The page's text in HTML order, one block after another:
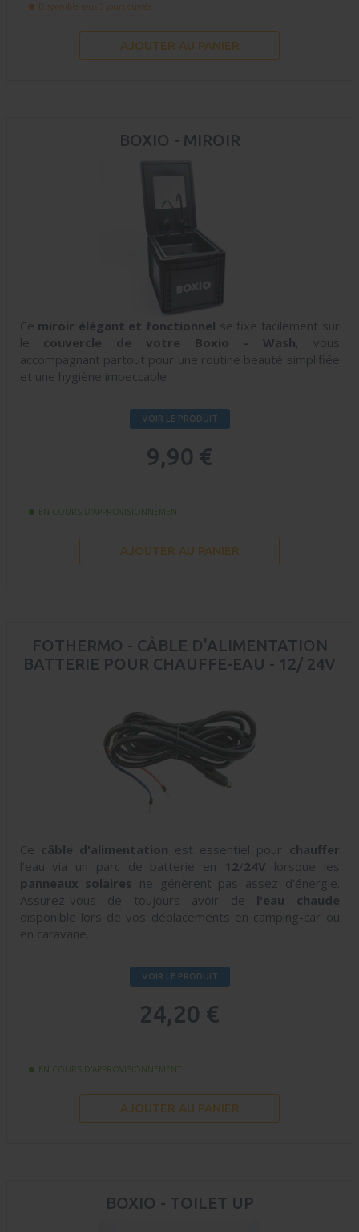
Disponible sous 3 jours ouvrés
AJOUTER AU PANIER
BOXIO - MIROIR
Ce miroir élégant et fonctionnel se fixe facilement sur
le couvercle de votre Boxio - Wash , vous
accompagnant partout pour une routine beauté simplifiée
et une hygiène impeccable
VOIR LE PRODUIT
9,90 €
EN COURS D'APPROVISIONNEMENT
AJOUTER AU PANIER
FOTHERMO - CÂBLE D'ALIMENTATION
BATTERIE POUR CHAUFFE-EAU - 12/ 24V
Ce câble d'alimentation est essentiel pour chauffer
l'eau via un parc de batterie en
12/24V lorsque les
panneaux solaires ne génèrent pas assez d'énergie.
Assurez-vous de toujours avoir de l'eau
chaude
disponible lors de vos déplacements en camping-car ou
en caravane.
VOIR LE PRODUIT
24,20 €
EN COURS D'APPROVISIONNEMENT
AJOUTER AU PANIER
BOXIO - TOILET UP